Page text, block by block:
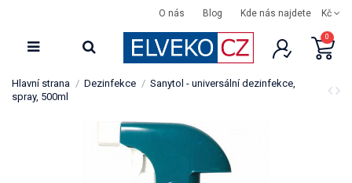
O nás Blog Kde nás najdete Kč
0
Hlavní strana Dezinfekce
Sanytol - universální dezinfekce,
spray, 500ml